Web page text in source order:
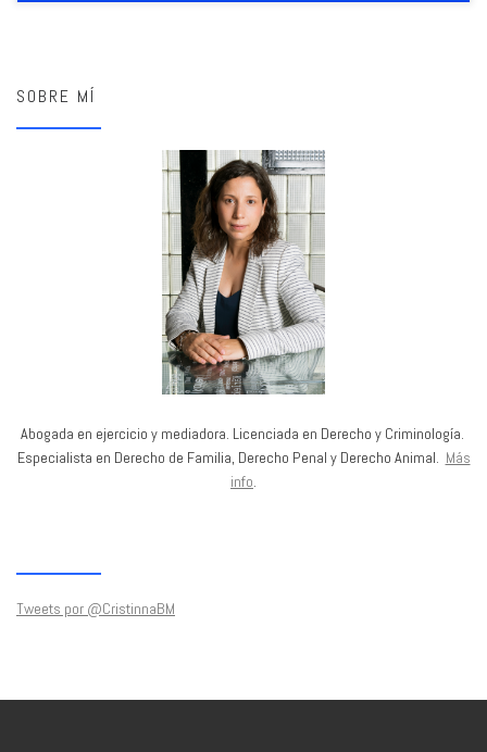
SOBRE MÍ
Abogada en ejercicio y mediadora. Licenciada en Derecho y Criminología.
Especialista en Derecho de Familia, Derecho Penal y Derecho Animal. Más
info.
Tweets por @CristinnaBM